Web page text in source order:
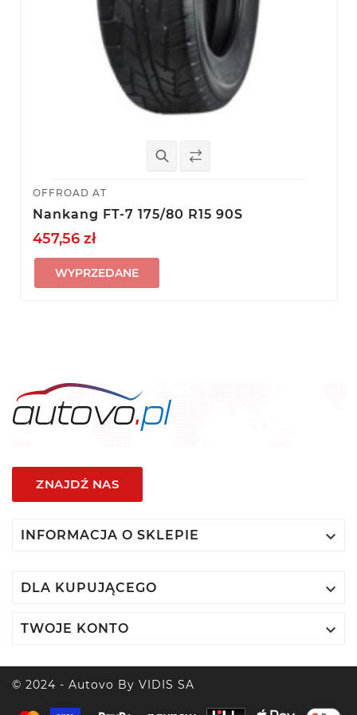
OFFROAD AT
Nankang FT-7 175/80 R15 90S
457,56 zł
WYPRZEDANE
ZNAJDŹ NAS
INFORMACJA O SKLEPIE 
DLA KUPUJĄCEGO 
TWOJE KONTO 
© 2024 - Autovo By VIDIS SA